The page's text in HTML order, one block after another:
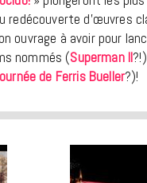
redécouverte d’œuvres
ouvrage à avoir pour
nommés (Superman II
de Ferris Bueller?)!